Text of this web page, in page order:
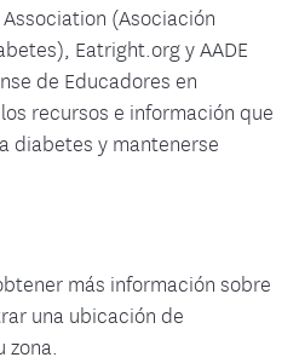
(Asociación
Eatright.org y AADE
de Educadores en
recursos e información que
diabetes y mantenerse
más información sobre
una ubicación de
zona.